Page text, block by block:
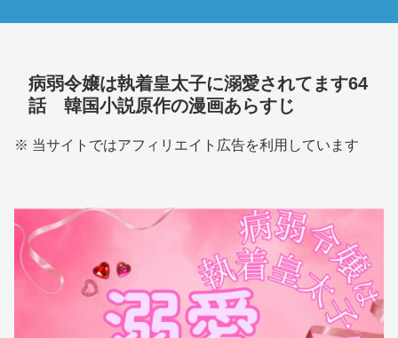
病弱令嬢は執着皇太子に溺愛されてます64
話 韓国小説原作の漫画あらすじ
※ 当サイトではアフィリエイト広告を利用しています